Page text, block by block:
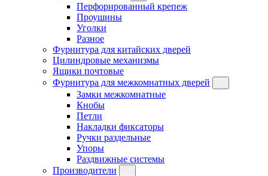
Перфорированный крепеж
Проушины
Уголки
Разное
Фурнитура для китайских дверей
Цилиндровые механизмы
Ящики почтовые
Фурнитура для межкомнатных дверей
Замки межкомнатные
Кнобы
Петли
Накладки фиксаторы
Ручки раздельные
Упоры
Раздвижные системы
Производители